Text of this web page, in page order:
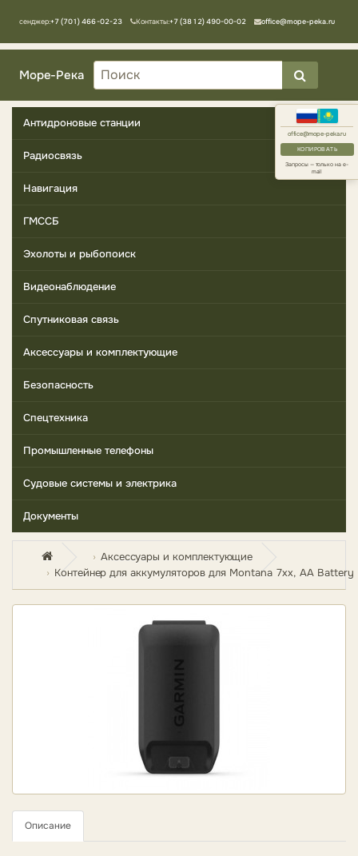
office@mope-peka.ru
КОПИРОВАТЬ
Запросы — только на e-
mail
Мессенджер:+7 (701) 466-02-23 Контакты:+7 (3812) 490-00-02 office@mope-peka.ru
Море-Река
Антидроновые станции
Радиосвязь
Навигация
ГМССБ
Эхолоты и рыбопоиск
Видеонаблюдение
Спутниковая связь
Аксессуары и комплектующие
Безопасность
Спецтехника
Промышленные телефоны
Судовые системы и электрика
Документы
Аксессуары и комплектующие
Контейнер для аккумуляторов для Montana 7xx, AA Battery
Описание